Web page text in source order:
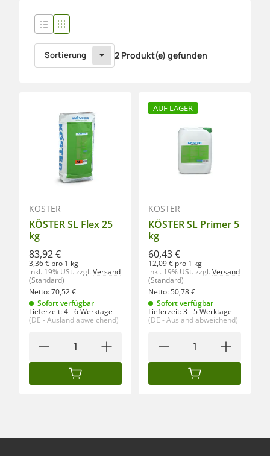
Sortierung 2 Produkt(e) gefunden
KÖSTER
KÖSTER SL Flex 25
kg
83,92 €
3,36 € pro 1 kg
inkl. 19% USt. zzgl. Versand
(Standard)
Netto:70,52€
Sofort verfügbar
Lieferzeit:4 - 6 Werktage
(DE - Ausland abweichend)
IN DEN WARENKORB
AUF LAGER
KÖSTER
KÖSTER SL Primer 5
kg
60,43 €
12,09 € pro 1 kg
inkl. 19% USt. zzgl. Versand
(Standard)
Netto:50,78€
Sofort verfügbar
Lieferzeit:3 - 5 Werktage
(DE - Ausland abweichend)
IN DEN WARENKORB